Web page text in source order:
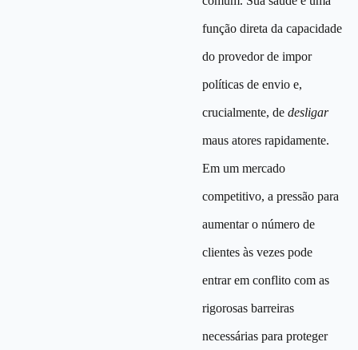
função direta da capacidade
do provedor de impor
políticas de envio e,
crucialmente, de desligar
maus atores rapidamente.
Em um mercado
competitivo, a pressão para
aumentar o número de
clientes às vezes pode
entrar em conflito com as
rigorosas barreiras
necessárias para proteger